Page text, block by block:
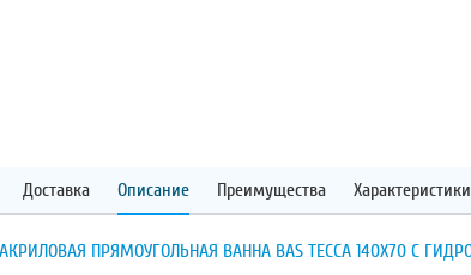
Доставка Описание Преимущества Характеристики
АКРИЛОВАЯ ПРЯМОУГОЛЬНАЯ ВАННА BAS ТЕССА 140Х70 С